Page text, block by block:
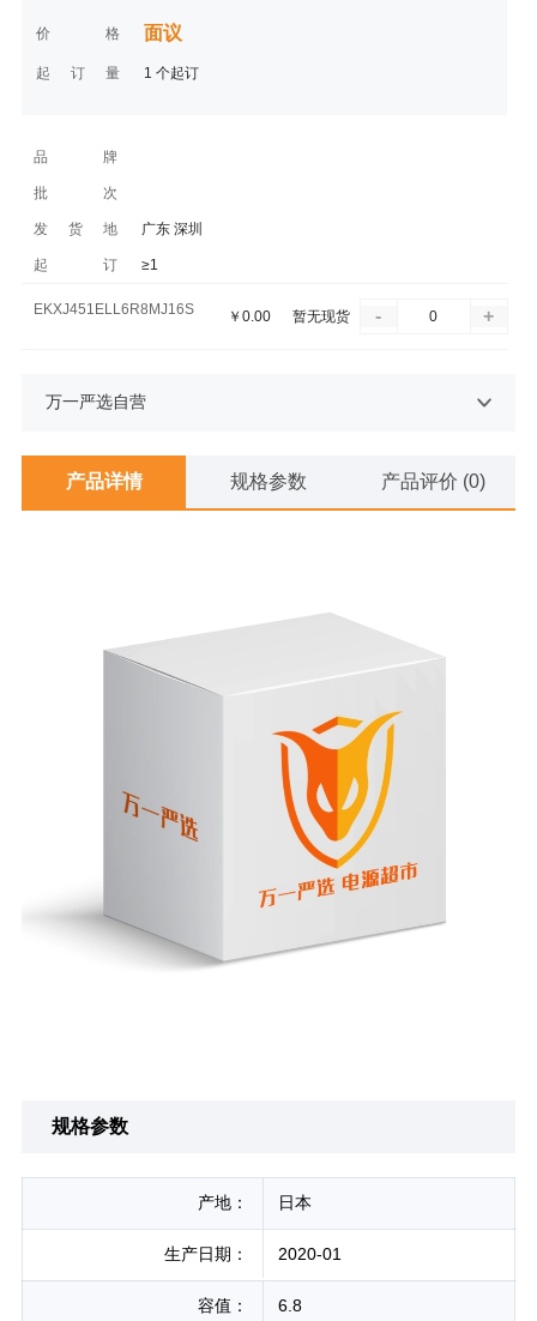
价格 面议
起订量 1 个起订
品牌
批次
发货地 广东 深圳
起订 ≥1
EKXJ451ELL6R8MJ16S ￥ 0.00 暂无现货 - +
万一严选自营
产品详情 规格参数 产品评价 (0)
规格参数
产地： 日本
生产日期： 2020-01
容值： 6.8